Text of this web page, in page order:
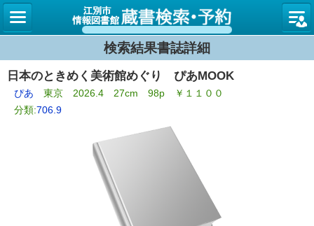
図書館
検索結果書誌詳細
日本のときめく美術館めぐり ぴあMOOK
ぴあ 東京 2026.4 27cm 98p ￥１１００
分類:706.9